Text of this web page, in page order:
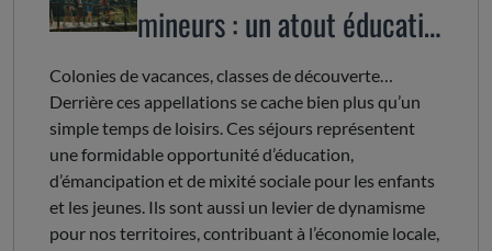
mineurs : un atout éducatif
et territorial à préserver
Colonies de vacances, classes de découverte…
Derrière ces appellations se cache bien plus qu’un
simple temps de loisirs. Ces séjours représentent
une formidable opportunité d’éducation,
d’émancipation et de mixité sociale pour les enfants
et les jeunes. Ils sont aussi un levier de dynamisme
pour nos territoires, contribuant à l’économie locale,